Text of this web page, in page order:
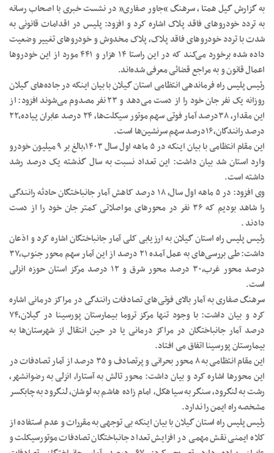
به گزارش گیل همتا ، سرهنگ “جاور صفاری” در نشست خبری با اصحاب رسانه
به تردد خودروهای فاقد پلاک اشاره کرد و افزود: پلیس در اقدامات قانونی به
شدت با تردد خودروهای فاقد پلاک، پلاک مخدوش و خودروهای تغییر وضعیت
داده شده برخورد می‌کند که در این راستا ۱۴ هزار و ۴۴۱ مورد از این خودروها
اعمال قانون و به مراجع قضائی معرفی شده‌اند.
رئیس پلیس راه فرماندهی انتظامی استان گیلان با بیان اینکه در جاده‌های گیلان
روزانه یک نفر جان خود را از دست می‌دهد و ۲۳ نفر مصدوم می‌شوند افزود: از
این مقدار، ۳۸درصد آمار فوتی سهم‌ موتور سیکلت‌ها، ۲۴ درصد عابران پیاده،۲۲
درصد رانندگان،۱۶درصد سهم سرنشین‌ها است.
این مقام انتظامی با بیان اینکه در ۵ ماهه اول سال ۱۴۰۳،بالغ بر ۹ میلیون خودرو
وارد استان شد بیان داشت: این تعداد نسبت به سال گذشته یک درصد رشد
داشته است.
وی افزود: در ۵ ماهه اول سال، ۱۸ درصد کاهش آمار جانباختگان حادثه رانندگی
را شاهد بودیم که ۳۶ نفر در محورهای مواصلاتی کمتر جان خود را از دست
دادند .
رئیس پلیس راه استان گیلان به ارزیابی کلی آمار جانباختگان اشاره کرد و اذعان
داشت: طی بررسی‌های به عمل آمده ۲۱ درصد از این آمار سهم محور جنوب،۳۷
درصد محور غرب،۳۰ درصد محور شرق و ۱۲ درصد مرکز استان حوزه انزلی
است.
سرهنگ صفاری به آمار بالای فوتی‌های تصادفات رانندگی در مراکز درمانی اشاره
کرد و بیان داشت: با وجود تنها مرکز تروما بیمارستان پورسینا در گیلان،۷۴
درصد آمار جانباختگان در مراکز درمانی یا در حین انتقال از شهرستان‌ها به
بیمارستان پورسینا اتفاق می افتاد.
این مقام انتظامی به ۸ محور بحرانی و پرتصادف و ۳۵ درصد از آمار تصادفات در
این محورها اشاره کرد و بیان داشت: محور تالش به آستارا، انزلی به رضوانشهر،
رشت به لنگرود، سنگر به سیاهکل، امام زاده هاشم به لوشان، لنگرود به چابکسر
مشخصه راه ایمن را ندارد.
رئیس پلیس راه استان گیلان با بیان اینکه بی توجهی به مقررات و عدم استفاده از
کلاه ایمنی نقش مهمی در افزایش تعداد جانباختگان تصادفات موتورسیکلت و